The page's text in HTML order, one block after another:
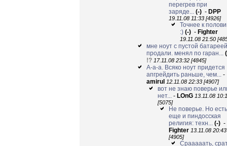
перегрев при
заряде... (-) - DPP
19.11.08 11:33 [4926]
Точнее к
:) (-) - Fighter
19.11.08 21:50
мне ноут с пустой батареей
продали. менял по гаран...
!? 17.11.08 23:32 [4845]
А-а-а. Всяко ноут придется
апгрейдить раньше, чем... -
amirul 12.11.08 22:33 [4907]
вот не знаю поверье
нет... - LOnG 13.11.08
[5075]
Не поверье. Но есть
еще и пиндосская
религия: техн... (-) -
Fighter 13.11.08 20:43
[4905]
Срааааать,